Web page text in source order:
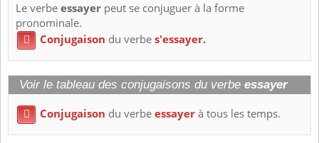
Le verbeessayer peut se conjuguer à la forme
pronominale.
 Conjugaison du verbes'essayer.
Voir le tableau des conjugaisons du verbe essayer
 Conjugaison du verbeessayerà tous les temps.